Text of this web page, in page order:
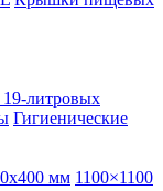
19-литровых
Гигиенические
мм 1100×1100